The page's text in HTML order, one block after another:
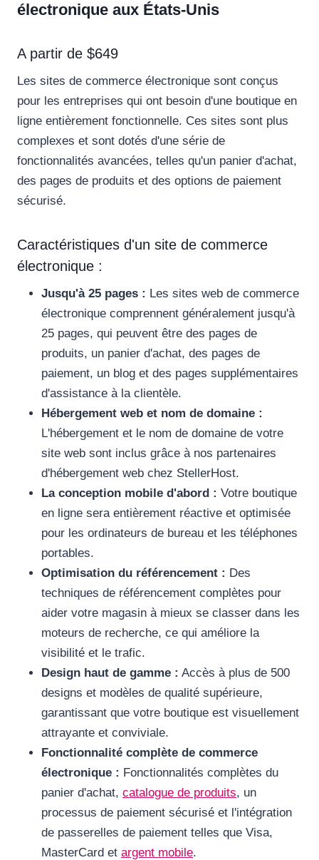
électronique aux États-Unis
A partir de $649
Les sites de commerce électronique sont conçus
pour les entreprises qui ont besoin d'une boutique en
ligne entièrement fonctionnelle. Ces sites sont plus
complexes et sont dotés d'une série de
fonctionnalités avancées, telles qu'un panier d'achat,
des pages de produits et des options de paiement
sécurisé.
Caractéristiques d'un site de commerce
électronique :
Jusqu'à 25 pages : Les sites web de commerce
électronique comprennent généralement jusqu'à
25 pages, qui peuvent être des pages de
produits, un panier d'achat, des pages de
paiement, un blog et des pages supplémentaires
d'assistance à la clientèle.
Hébergement web et nom de domaine :
L'hébergement et le nom de domaine de votre
site web sont inclus grâce à nos partenaires
d'hébergement web chez StellerHost.
La conception mobile d'abord : Votre boutique
en ligne sera entièrement réactive et optimisée
pour les ordinateurs de bureau et les téléphones
portables.
Optimisation du référencement : Des
techniques de référencement complètes pour
aider votre magasin à mieux se classer dans les
moteurs de recherche, ce qui améliore la
visibilité et le trafic.
Design haut de gamme : Accès à plus de 500
designs et modèles de qualité supérieure,
garantissant que votre boutique est visuellement
attrayante et conviviale.
Fonctionnalité complète de commerce
électronique : Fonctionnalités complètes du
panier d'achat, catalogue de produits, un
processus de paiement sécurisé et l'intégration
de passerelles de paiement telles que Visa,
MasterCard et argent mobile.